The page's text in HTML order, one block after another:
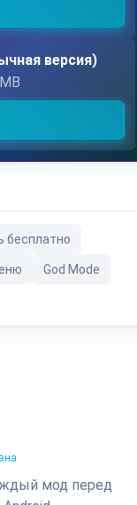
версия)
бесплатно
God Mode
мод перед